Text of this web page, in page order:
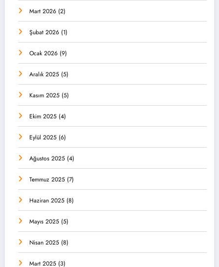
Mart 2026 (2)
Şubat 2026 (1)
Ocak 2026 (9)
Aralık 2025 (5)
Kasım 2025 (5)
Ekim 2025 (4)
Eylül 2025 (6)
Ağustos 2025 (4)
Temmuz 2025 (7)
Haziran 2025 (8)
Mayıs 2025 (5)
Nisan 2025 (8)
Mart 2025 (3)